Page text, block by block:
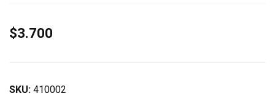
$3.700
SKU: 410002